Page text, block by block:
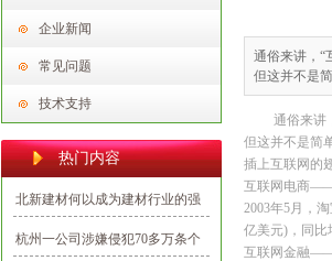
企业新闻
常见问题
技术支持
热门内容
北新建材何以成为建材行业的强
势民族品牌？
杭州一公司涉嫌侵犯70多万条个
通俗来讲，“
但这并不是
通俗来讲
但这并不是简
插上互联网的
互联网电商
2003年5月，
亿美元)，同比
互联网金融